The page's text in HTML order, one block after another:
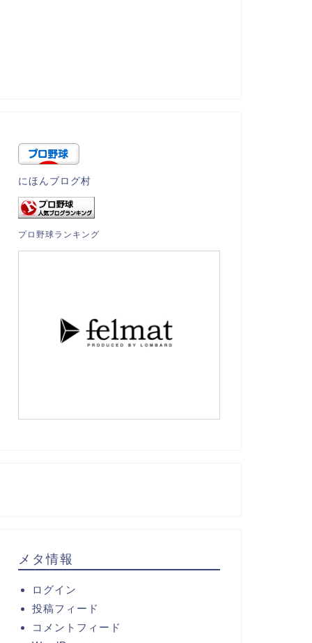
にほんブログ村
プロ野球ランキング
メタ情報
ログイン
投稿フィード
コメントフィード